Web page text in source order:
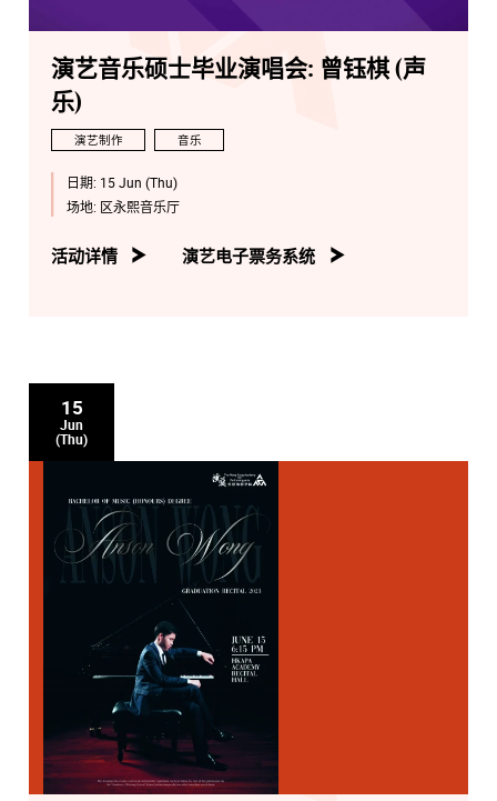
演艺音乐硕士毕业演唱会: 曾钰棋 (声
乐)
演艺制作 音乐
日期: 15 Jun (Thu)
场地: 区永熙音乐厅
活动详情 演艺电子票务系统
15
Jun
(Thu)